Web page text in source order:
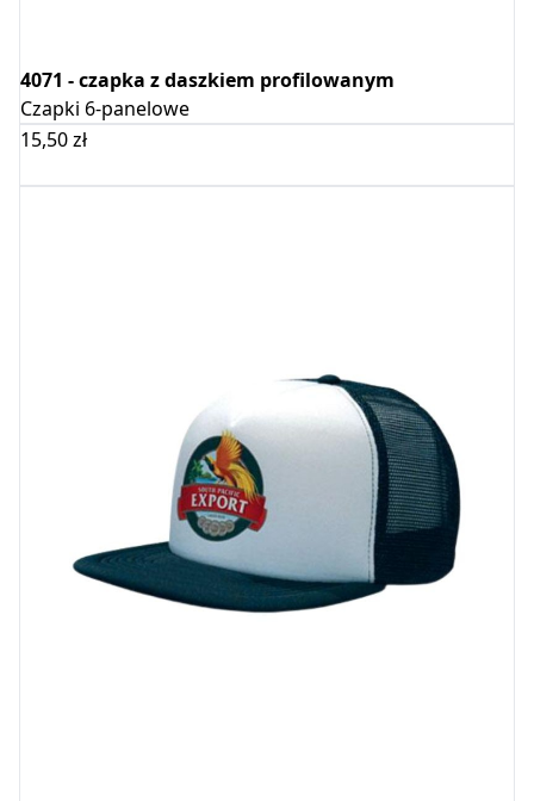
4071 - czapka z daszkiem profilowanym
Czapki 6-panelowe
15,50zł